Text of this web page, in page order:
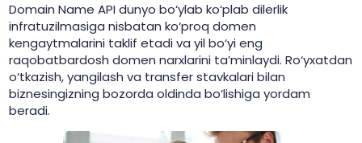
Domain Name API dunyo bo‘ylab ko‘plab dilerlik
infratuzilmasiga nisbatan ko‘proq domen
kengaytmalarini taklif etadi va yil bo‘yi eng
raqobatbardosh domen narxlarini ta’minlaydi. Ro‘yxatdan
o‘tkazish, yangilash va transfer stavkalari bilan
biznesingizning bozorda oldinda bo‘lishiga yordam
beradi.